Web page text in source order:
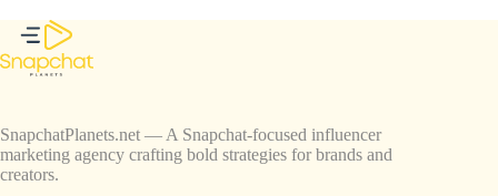
SnapchatPlanets.net — A Snapchat-focused influencer
marketing agency crafting bold strategies for brands and
creators.